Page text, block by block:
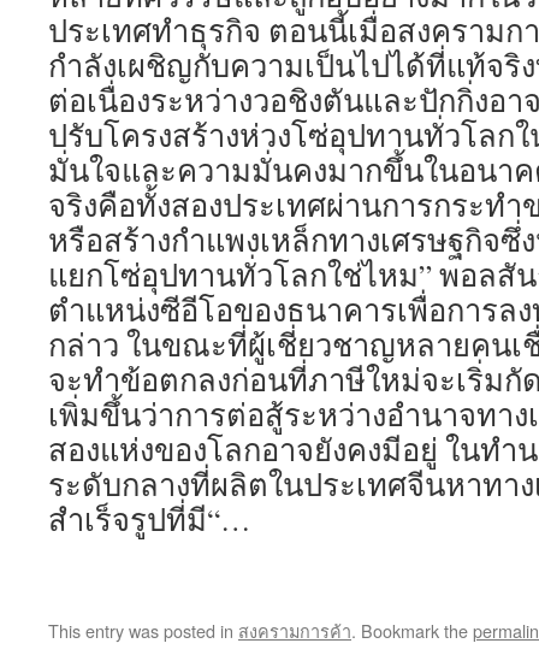
ประเทศทำธุรกิจ ตอนนี้เมื่อสงครามก
กำลังเผชิญกับความเป็นไปได้ที่แท้จริ
ต่อเนื่องระหว่างวอชิงตันและปักกิ่งอ
ปรับโครงสร้างห่วงโซ่อุปทานทั่วโล
มั่นใจและความมั่นคงมากขึ้นในอนาค
จริงคือทั้งสองประเทศผ่านการกระทำ
หรือสร้างกำแพงเหล็กทางเศรษฐกิจซึ่
แยกโซ่อุปทานทั่วโลกใช่ไหม” พอลสั
ตำแหน่งซีอีโอของธนาคารเพื่อการลง
กล่าว ในขณะที่ผู้เชี่ยวชาญหลายคนเ
จะทำข้อตกลงก่อนที่ภาษีใหม่จะเริ่มกั
เพิ่มขึ้นว่าการต่อสู้ระหว่างอำนาจทา
สองแห่งของโลกอาจยังคงมีอยู่ ในทำ
ระดับกลางที่ผลิตในประเทศจีนหาท
สำเร็จรูปที่มี“…
This entry was posted in สงครามการค้า. Bookmark the